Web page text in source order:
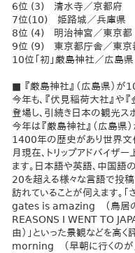
6位 (3) 清水寺／京都府
7位(10) 姫路城／兵庫県
8位 (4) 明治神宮／東京都
9位 (9) 東京都庁舎／東京
10位「初」厳島神社／広島県
■ 『厳島神社』（広島県）が
今年も、『伏見稲荷大社』や
登場し、引続き日本の観光ス
今年は『厳島神社』（広島県
1400年の歴史があり世界文
月現在、トリップアドバイザ
ます。日本語や英語、中国語
20を超える様々な言語で投
訪れていることが伺えます。
gates is amazing （鳥居の
REASONS I WENT TO
由）」といった景観などを高
morning （早朝に行くのが良